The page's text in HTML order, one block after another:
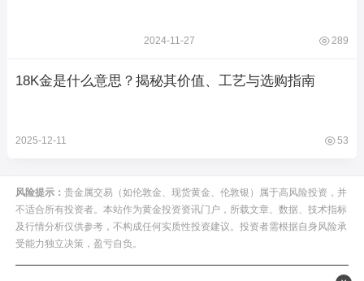
2024-11-27 289
18K金是什么意思？揭秘其价值、工艺与选购指南
2025-12-11 53
风险提示： 贵金属交易（如伦敦金、现货黄金、伦敦银）属于高风险投资，并
不适合所有投资者。本站作为黄金投资资讯门户，所载文章、数据、技术指标
及行情分析仅供参考，不构成任何实质性投资建议。投资者需根据自身风险承
受能力独立决策，盈亏自负。